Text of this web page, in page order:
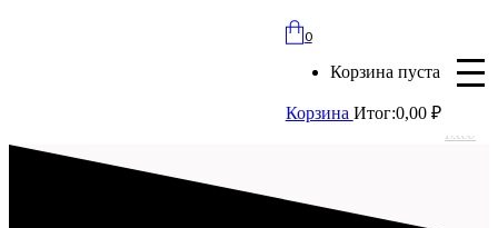
0
Корзина пуста
Корзина Итог:0,00 ₽
Вход